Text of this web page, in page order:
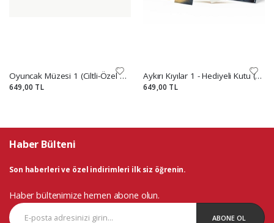
Oyuncak Müzesi 1 (Ciltli-Özel Kutulu Set)
649,00 TL
Aykırı Kıyılar 1 - Hediyeli Kutu (Ciltli)
649,00 TL
Haber Bülteni
Son haberleri ve özel indirimleri ilk siz öğrenin.
Haber bültenimize hemen abone olun.
ABONE OL